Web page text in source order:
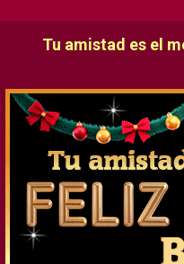
Tu amistad es el